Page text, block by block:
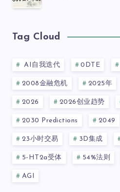
Tag Cloud
AI自我迭代 0DTE
2008金融危机 2025年
2026 2026创业趋势
2030 Predictions 2049
23小时交易 3D集成
5-HT2a受体 54%法则
AGI